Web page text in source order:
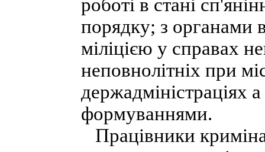
роботі в стані
порядку; з органами
міліцією у справах
неповнолітніх при
держадміністраціях
формуваннями.
Працівники